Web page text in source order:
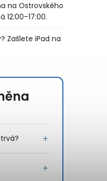
na Ostrovského
12:00–17:00.
Zašlete iPad na